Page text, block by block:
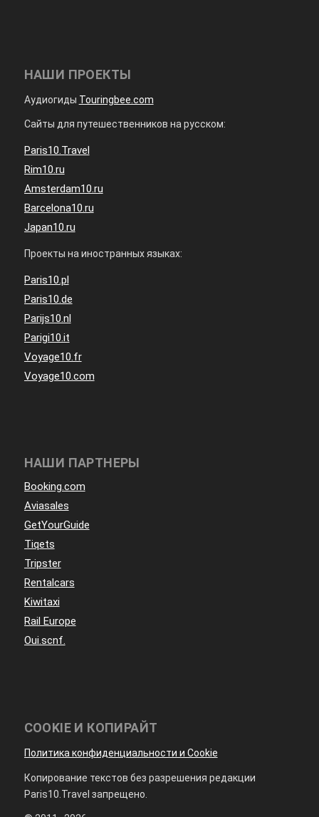
НАШИ ПРОЕКТЫ
Аудиогиды Touringbee.com
Сайты для путешественников на русском:
Paris10.Travel
Rim10.ru
Amsterdam10.ru
Barcelona10.ru
Japan10.ru
Проекты на иностранных языках:
Paris10.pl
Paris10.de
Parijs10.nl
Parigi10.it
Voyage10.fr
Voyage10.com
НАШИ ПАРТНЕРЫ
Booking.com
Aviasales
GetYourGuide
Tiqets
Tripster
Rentalcars
Kiwitaxi
Rail Europe
Oui.scnf.
COOKIE И КОПИРАЙТ
Политика конфиденциальности и Cookie
Копирование текстов без разрешения редакции
Paris10.Travel запрещено.